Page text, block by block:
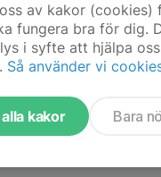
av kakor (cookies)
fungera bra för dig.
i syfte att hjälpa
Så använder vi
kakor Bara